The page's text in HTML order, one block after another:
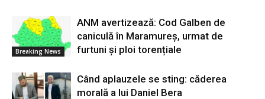
Breaking News
ANM avertizează: Cod Galben de
caniculă în Maramureș, urmat de
furtuni și ploi torențiale
Când aplauzele se sting: căderea
morală a lui Daniel Bera